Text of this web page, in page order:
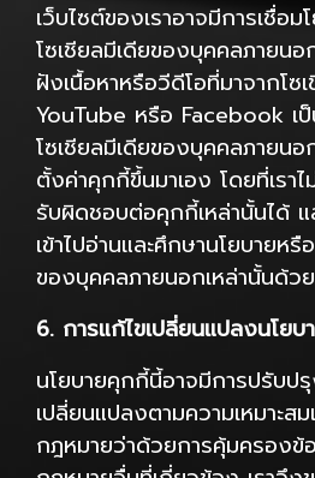
เว็บไซต์ของเราอาจมีการเชื่อ
โซเชียลมีเดียของบุคคลภายน
ฝังเนื้อหาหรือวีดีโอที่มาจากโซ
YouTube หรือ Facebook เ
โซเชียลมีเดียของบุคคลภายนอ
ตั้งค่าคุกกี้ขึ้นมาเอง โดยที่เรา
รับผิดชอบต่อคุกกี้เหล่านั้นได้ แ
เข้าไปอ่านและศึกษานโยบายห
ของบุคคลภายนอกเหล่านั้นด้วย
6. การแก้ไขเปลี่ยนแปลงนโย
นโยบายคุกกี้นี้อาจมีการปรับป
เปลี่ยนแปลงตามความเหมาะส
กฎหมายว่าด้วยการคุ้มครอง